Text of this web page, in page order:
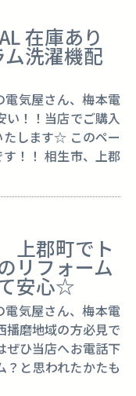
在庫あり
洗濯機配
気屋さん、梅本電
い！！当店でご購入
たします☆ このペー
！！ 相生市、上郡
郡町でト
リフォーム
安心☆
気屋さん、梅本電
播磨地域の方必見で
ぜひ当店へお電話下
？と思われたかたも